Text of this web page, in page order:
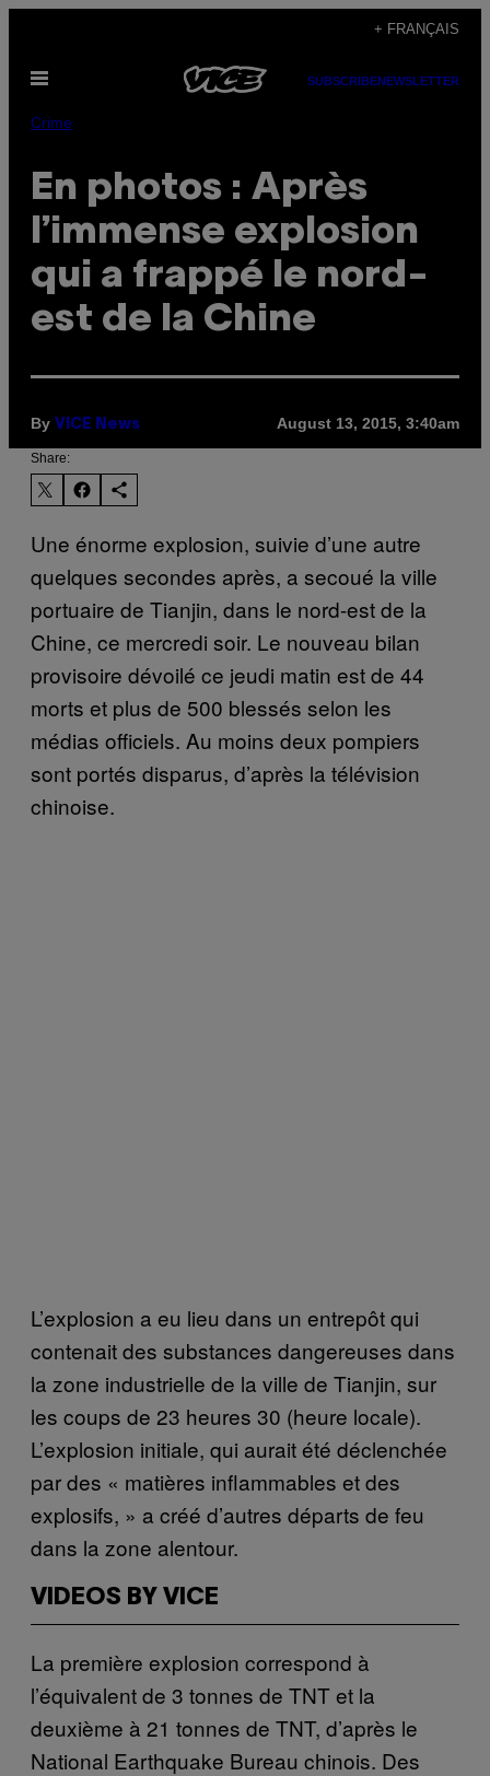
content
+ FRANÇAIS
Open
SUBSCRIBENEWSLETTER
Crime
En photos : Après
l’immense explosion
qui a frappé le nord-
est de la Chine
By VICE News August 13, 2015, 3:40am
Share:
Une énorme explosion, suivie d’une autre
quelques secondes après, a secoué la ville
portuaire de Tianjin, dans le nord-est de la
Chine, ce mercredi soir. Le nouveau bilan
provisoire dévoilé ce jeudi matin est de 44
morts et plus de 500 blessés selon les
médias officiels. Au moins deux pompiers
sont portés disparus, d’après la télévision
chinoise.
L’explosion a eu lieu dans un entrepôt qui
contenait des substances dangereuses dans
la zone industrielle de la ville de Tianjin, sur
les coups de 23 heures 30 (heure locale).
L’explosion initiale, qui aurait été déclenchée
par des « matières inflammables et des
explosifs, » a créé d’autres départs de feu
dans la zone alentour.
VIDEOS BY VICE
La première explosion correspond à
l’équivalent de 3 tonnes de TNT et la
deuxième à 21 tonnes de TNT, d’après le
National Earthquake Bureau chinois. Des